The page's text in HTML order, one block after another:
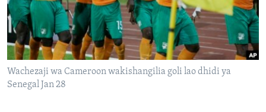
Wachezaji wa Cameroon wakishangilia goli lao dhidi ya
Senegal Jan 28